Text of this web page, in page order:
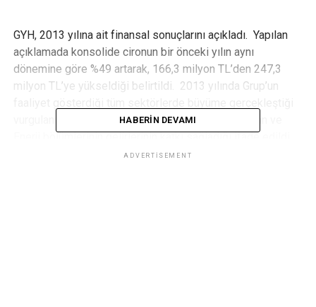
GYH, 2013 yılına ait finansal sonuçlarını açıkladı. Yapılan
açıklamada konsolide cironun bir önceki yılın aynı
dönemine göre %49 artarak, 166,3 milyon TL’den 247,3
milyon TL’ye yükseldiği belirtildi. 2013 yılında Grup’un
vurgulanırken, konsolide ciroya ağırlıklı olarak Liman ve
Enerji bölümlerinin gelirlerinin katkı sağladığı ifade edildi.
HABERIN DEVAMI
ADVERTISEMENT